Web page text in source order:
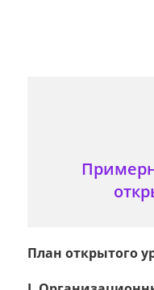
План открытого